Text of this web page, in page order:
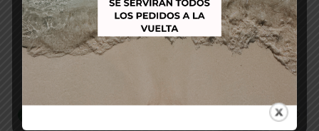
Productos relacionados